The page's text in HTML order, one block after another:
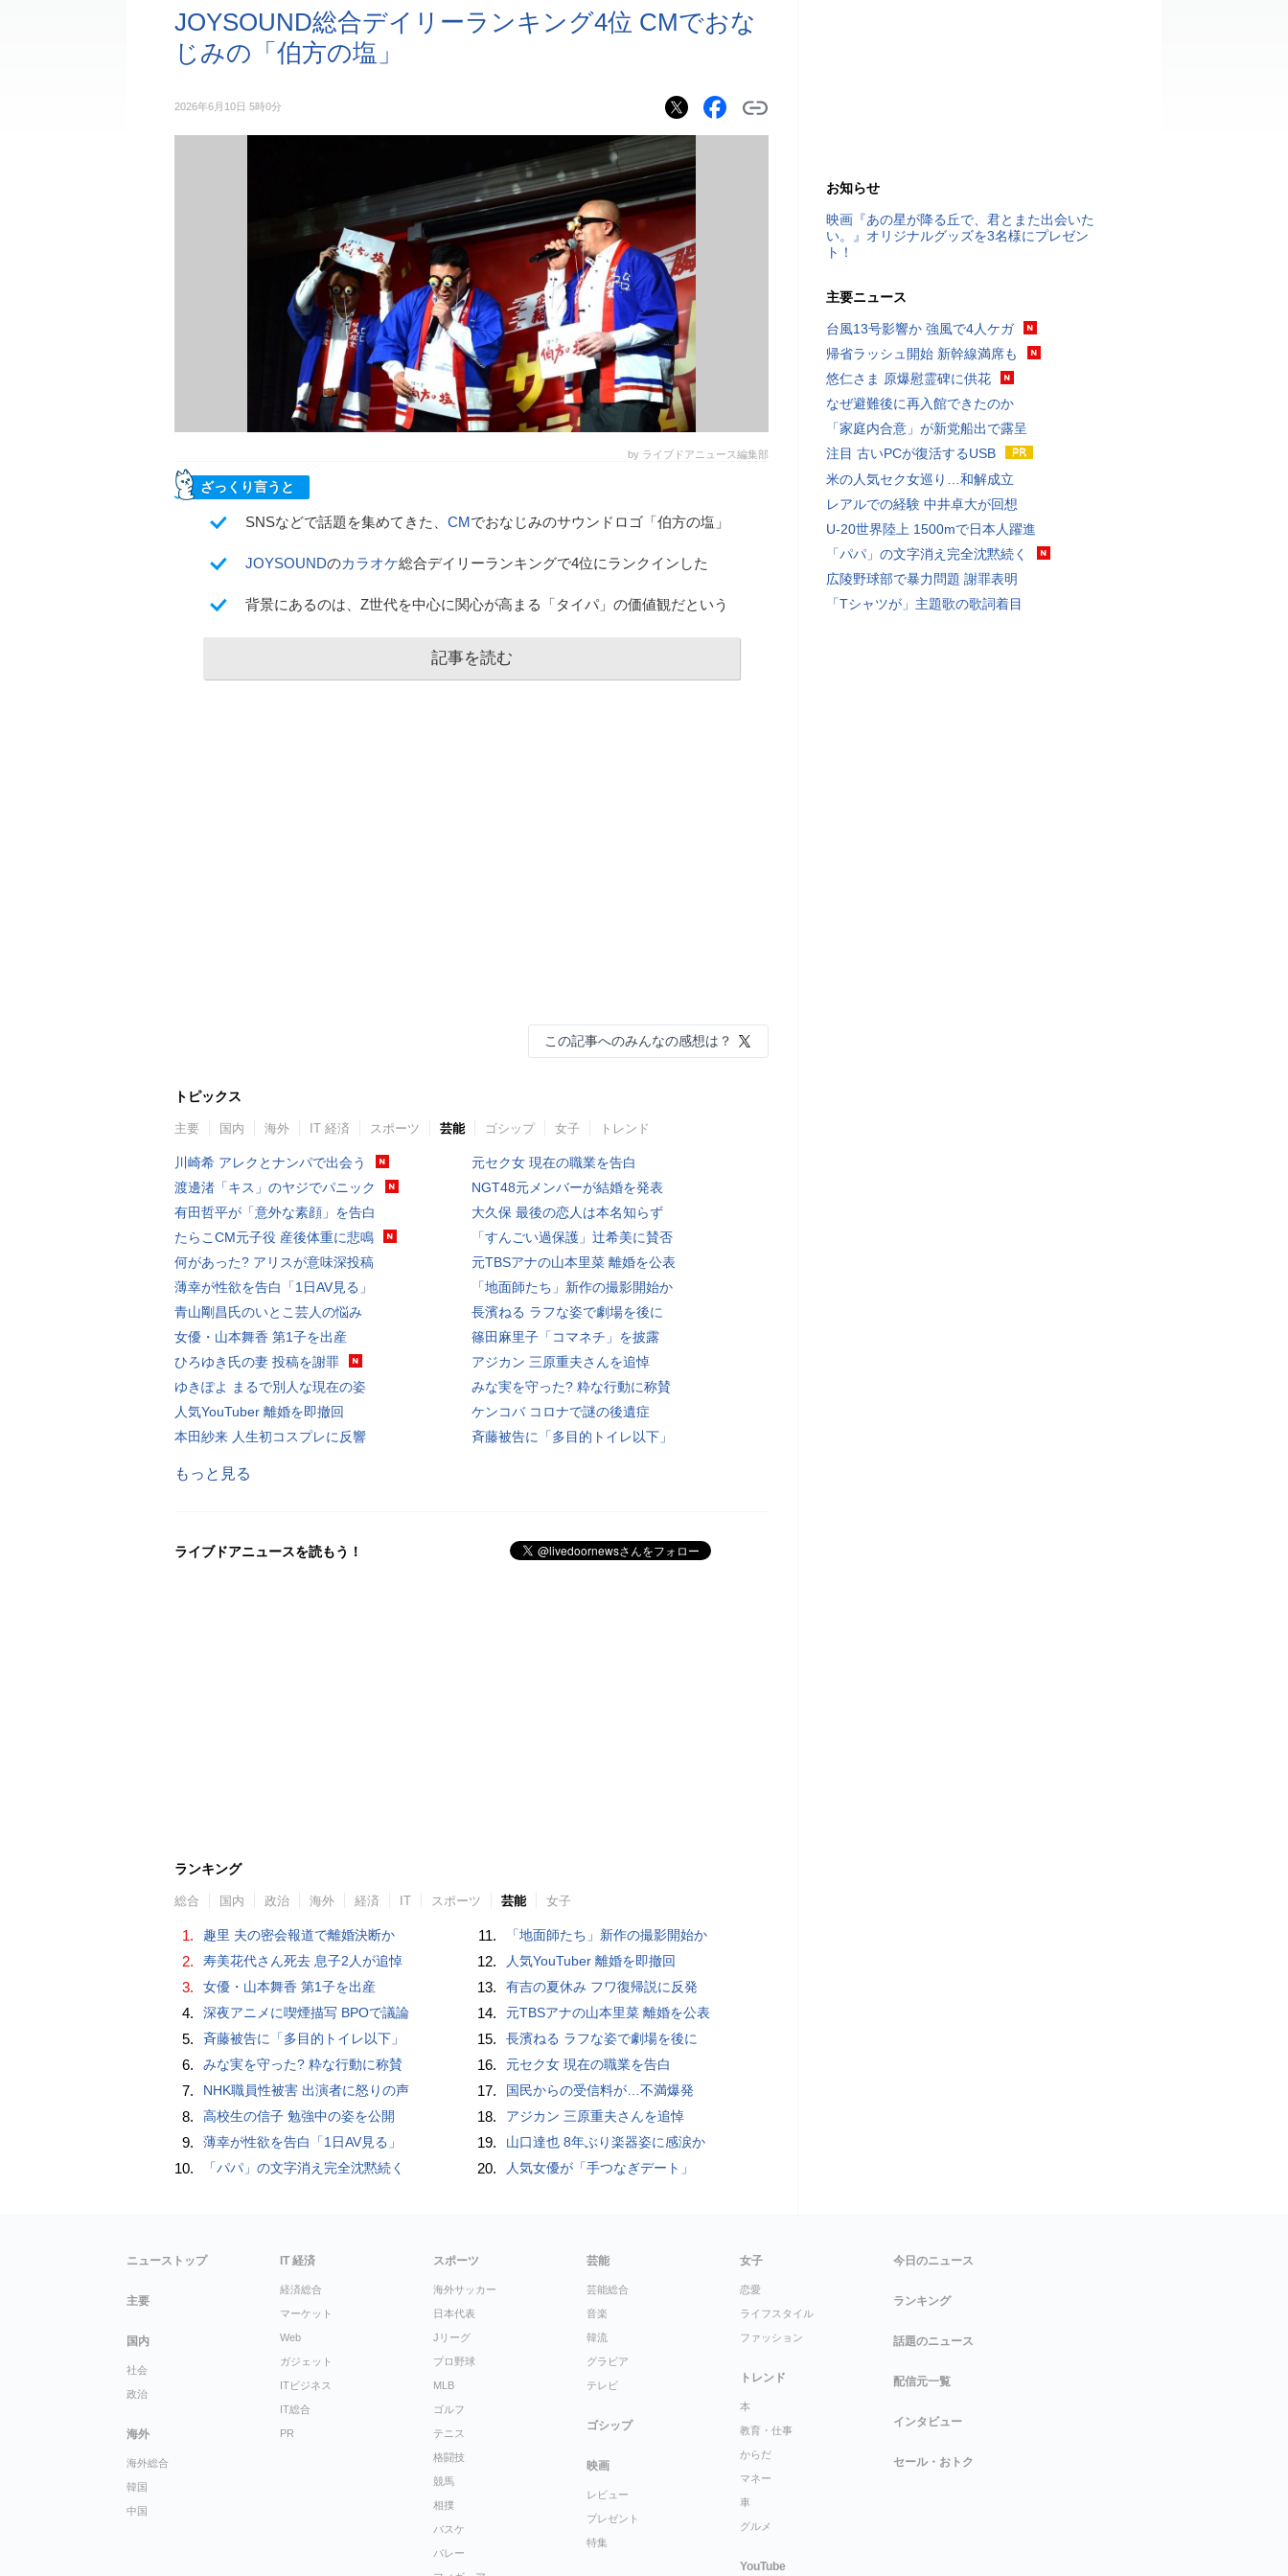
JOYSOUND総合デイリーランキング4位 CMでおな
じみの「伯方の塩」
2026年6月10日 5時0分
by ライブドアニュース編集部
ざっくり言うと
SNSなどで話題を集めてきた、 CMでおなじみのサウンドロゴ「伯方の塩」
JOYSOUNDのカラオケ総合デイリーランキングで4位にランクインした
背景にあるのは、Z世代を中心に関心が高まる「タイパ」の価値観だという
記事を読む
この記事へのみんなの感想は？
トピックス
主要 国内 海外 IT 経済 スポーツ 芸能 ゴシップ 女子 トレンド
川崎希 アレクとナンパで出会う
渡邊渚「キス」のヤジでパニック
有田哲平が「意外な素顔」を告白
たらこCM元子役 産後体重に悲鳴
何があった? アリスが意味深投稿
薄幸が性欲を告白「1日AV見る」
青山剛昌氏のいとこ芸人の悩み
女優・山本舞香 第1子を出産
ひろゆき氏の妻 投稿を謝罪
ゆきぽよ まるで別人な現在の姿
人気YouTuber 離婚を即撤回
本田紗来 人生初コスプレに反響
元セク女 現在の職業を告白
NGT48元メンバーが結婚を発表
大久保 最後の恋人は本名知らず
「すんごい過保護」辻希美に賛否
元TBSアナの山本里菜 離婚を公表
「地面師たち」新作の撮影開始か
長濱ねる ラフな姿で劇場を後に
篠田麻里子「コマネチ」を披露
アジカン 三原重夫さんを追悼
みな実を守った? 粋な行動に称賛
ケンコバ コロナで謎の後遺症
斉藤被告に「多目的トイレ以下」
もっと見る
ライブドアニュースを読もう！
ランキング
総合 国内 政治 海外 経済 IT スポーツ 芸能 女子
1. 趣里 夫の密会報道で離婚決断か
2. 寿美花代さん死去 息子2人が追悼
3. 女優・山本舞香 第1子を出産
4. 深夜アニメに喫煙描写 BPOで議論
5. 斉藤被告に「多目的トイレ以下」
6. みな実を守った? 粋な行動に称賛
7. NHK職員性被害 出演者に怒りの声
8. 高校生の信子 勉強中の姿を公開
9. 薄幸が性欲を告白「1日AV見る」
10. 「パパ」の文字消え完全沈黙続く
11. 「地面師たち」新作の撮影開始か
12. 人気YouTuber 離婚を即撤回
13. 有吉の夏休み フワ復帰説に反発
14. 元TBSアナの山本里菜 離婚を公表
15. 長濱ねる ラフな姿で劇場を後に
16. 元セク女 現在の職業を告白
17. 国民からの受信料が…不満爆発
18. アジカン 三原重夫さんを追悼
19. 山口達也 8年ぶり楽器姿に感涙か
20. 人気女優が「手つなぎデート」
お知らせ
映画『あの星が降る丘で、君とまた出会いた
い。』オリジナルグッズを3名様にプレゼン
ト！
主要ニュース
台風13号影響か 強風で4人ケガ
帰省ラッシュ開始 新幹線満席も
悠仁さま 原爆慰霊碑に供花
なぜ避難後に再入館できたのか
「家庭内合意」が新党船出で露呈
注目 古いPCが復活するUSB
米の人気セク女巡り…和解成立
レアルでの経験 中井卓大が回想
U-20世界陸上 1500mで日本人躍進
「パパ」の文字消え完全沈黙続く
広陵野球部で暴力問題 謝罪表明
「Tシャツが」主題歌の歌詞着目
ニューストップ
主要
国内
社会
政治
海外
海外総合
韓国
中国
IT 経済
経済総合
マーケット
Web
ガジェット
ITビジネス
IT総合
PR
スポーツ
海外サッカー
日本代表
Jリーグ
プロ野球
MLB
ゴルフ
テニス
格闘技
競馬
相撲
バスケ
バレー
芸能
芸能総合
音楽
韓流
グラビア
テレビ
ゴシップ
映画
レビュー
プレゼント
特集
女子
恋愛
ライフスタイル
ファッション
トレンド
本
教育・仕事
からだ
マネー
車
グルメ
YouTube
今日のニュース
ランキング
話題のニュース
配信元一覧
インタビュー
セール・おトク